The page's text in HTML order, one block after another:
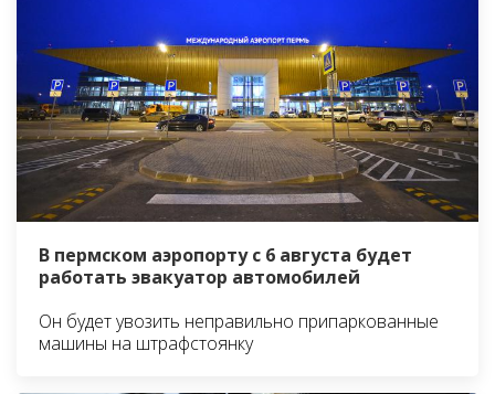
В пермском аэропорту с 6 августа будет
работать эвакуатор автомобилей
Он будет увозить неправильно припаркованные
машины на штрафстоянку